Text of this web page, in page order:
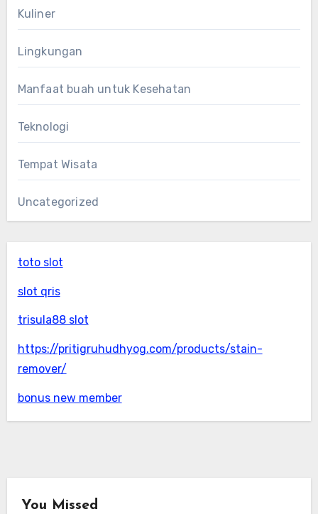
Kuliner
Lingkungan
Manfaat buah untuk Kesehatan
Teknologi
Tempat Wisata
Uncategorized
toto slot
slot qris
trisula88 slot
https://pritigruhudhyog.com/products/stain-
remover/
bonus new member
You Missed